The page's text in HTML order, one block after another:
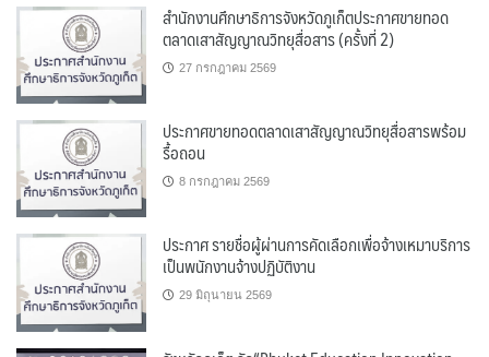
สำนักงานศึกษาธิการจังหวัดภูเก็ตประกาศขายทอด
ตลาดเสาสัญญาณวิทยุสื่อสาร (ครั้งที่ 2)
27 กรกฎาคม 2569
ประกาศขายทอดตลาดเสาสัญญาณวิทยุสื่อสารพร้อม
รื้อถอน
8 กรกฎาคม 2569
ประกาศ รายชื่อผู้ผ่านการคัดเลือกเพื่อจ้างเหมาบริการ
เป็นพนักงานจ้างปฏิบัติงาน
29 มิถุนายน 2569